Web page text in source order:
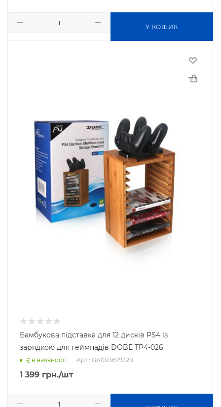
У КОШИК
Бамбукова підставка для 12 дисків PS4 із
зарядкою для геймпадів DOBE TP4-026
Є в наявності Арт.: GA003679328
1 399 грн./шт